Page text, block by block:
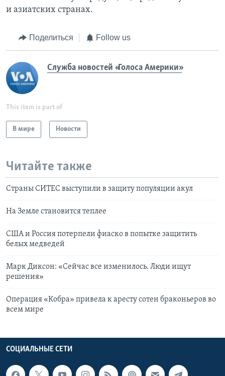
и азиатских странах.
Поделиться Follow us
Служба новостей «Голоса Америки»
This item is part of
В мире Новости
Читайте также
Страны СИТЕС выступили в защиту популяции акул
На Земле становится теплее
США и Россия потерпели фиаско в попытке защитить
белых медведей
Марк Диксон: «Сейчас все изменилось. Люди ищут
решения»
Операция «Кобра» привела к аресту сотен браконьеров во
всем мире
СОЦИАЛЬНЫЕ СЕТИ